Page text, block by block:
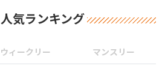
人気ランキング
ウィークリー マンスリー